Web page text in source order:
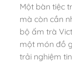
Một bàn tiệc
mà còn cần
bộ ấm trà
một món đồ
trải nghiệm